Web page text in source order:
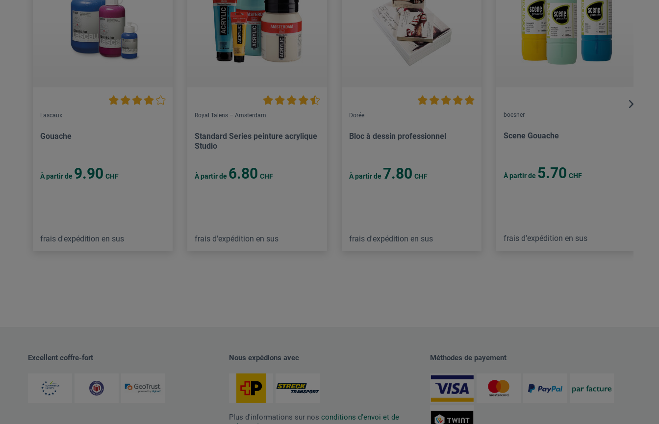
Lascaux
Gouache
À partir de 9.90 CHF
frais d'expédition en sus
Royal Talens – Amsterdam
Standard Series peinture acrylique
Studio
À partir de 6.80 CHF
frais d'expédition en sus
Dorée
Bloc à dessin professionnel
À partir de 7.80 CHF
frais d'expédition en sus
boesner
Scene Gouache
À partir de 5.70 CHF
frais d'expédition en sus
Excellent coffre-fort Nous expédions avec
Plus d'informations sur nos conditions d'envoi et de
Méthodes de payement